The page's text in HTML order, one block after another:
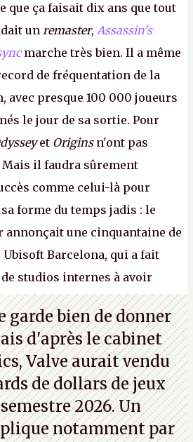
que ça faisait dix ans que tout
un remaster, Assassin's
marche très bien. Il a même
de fréquentation de la
avec presque 100 000 joueurs
le jour de sa sortie. Pour
et Originsn'ont pas
Mais il faudra sûrement
comme celui-là pour
forme du temps jadis : le
annonçait une cinquantaine de
Barcelona, qui a fait
studios internes à avoir
Creedsous la direction
A.garde bien de donner
d'après le cabinet
Valve aurait vendu
de dollars de jeux
2026. Un
notamment par